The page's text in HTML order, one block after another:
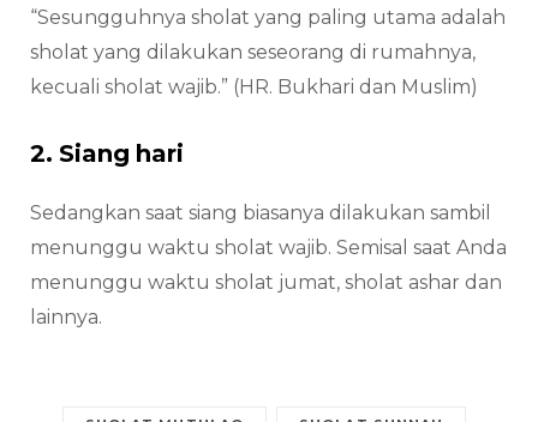
“Sesungguhnya sholat yang paling utama adalah
sholat yang dilakukan seseorang di rumahnya,
kecuali sholat wajib.” (HR. Bukhari dan Muslim)
2. Siang hari
Sedangkan saat siang biasanya dilakukan sambil
menunggu waktu sholat wajib. Semisal saat Anda
menunggu waktu sholat jumat, sholat ashar dan
lainnya.